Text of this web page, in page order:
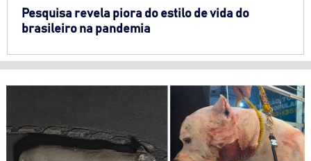
Pesquisa revela piora do estilo de vida do
brasileiro na pandemia